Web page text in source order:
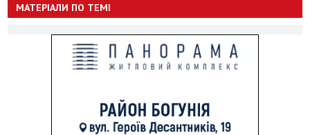
МАТЕРІАЛИ ПО ТЕМІ